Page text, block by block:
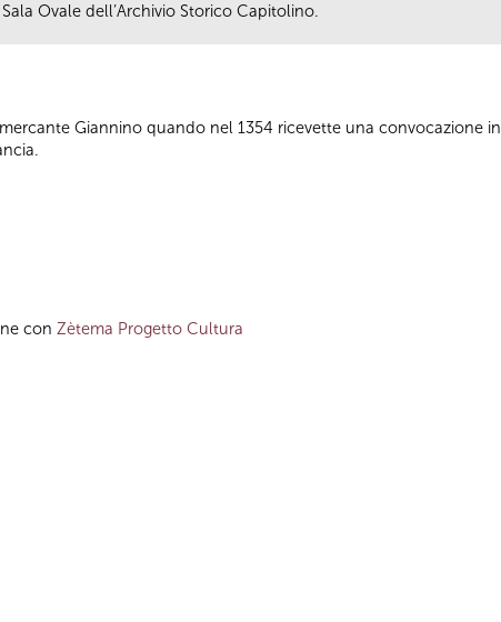
Ovale dell’Archivio Storico Capitolino.
Giannino quando nel 1354 ricevette una convocazione
con Zètema Progetto Cultura